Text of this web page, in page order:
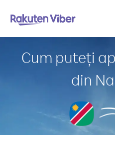
Cum puteți
din